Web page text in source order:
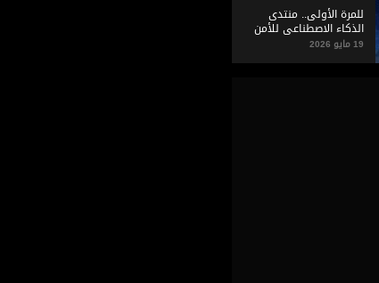
للمرة الأولى.. منتدى
الذكاء الاصطناعي للأمن
في «آيسنار 2026 »
19 مايو 2026